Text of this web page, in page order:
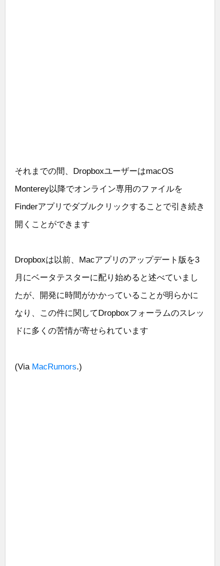
それまでの間、DropboxユーザーはmacOS
Monterey以降でオンライン専用のファイルを
Finderアプリでダブルクリックすることで引き続き
開くことができます
Dropboxは以前、Macアプリのアップデート版を3
月にベータテスターに配り始めると述べていまし
たが、開発に時間がかかっていることが明らかに
なり、この件に関してDropboxフォーラムのスレッ
ドに多くの苦情が寄せられています
(Via MacRumors.)